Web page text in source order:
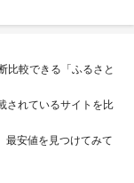
比較できる「ふるさと
されているサイトを比
最安値を見つけてみて